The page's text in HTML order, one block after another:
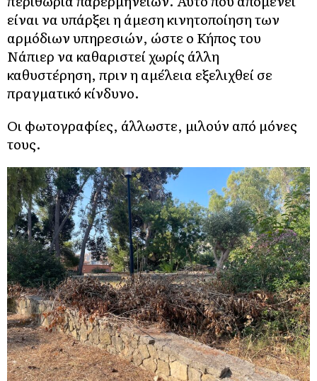
είναι να υπάρξει η άμεση κινητοποίηση των
αρμόδιων υπηρεσιών, ώστε ο Κήπος του
Νάπιερ να καθαριστεί χωρίς άλλη
καθυστέρηση, πριν η αμέλεια εξελιχθεί σε
πραγματικό κίνδυνο.
Οι φωτογραφίες, άλλωστε, μιλούν από μόνες
τους.